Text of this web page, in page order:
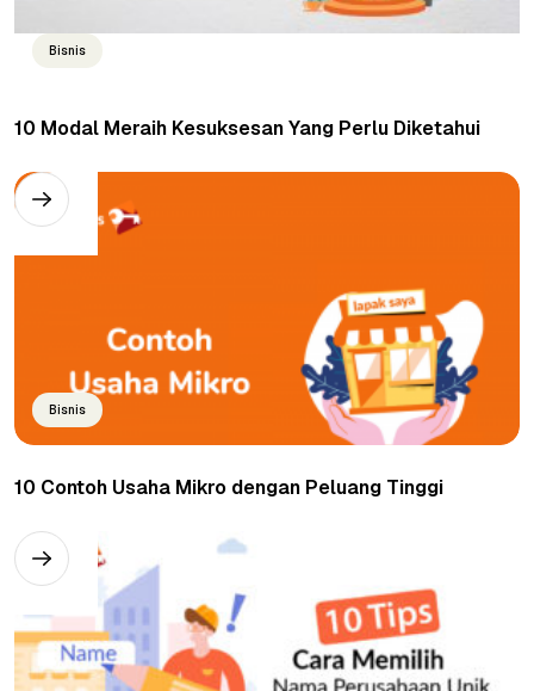
Bisnis
10 Modal Meraih Kesuksesan Yang Perlu Diketahui
Bisnis
10 Contoh Usaha Mikro dengan Peluang Tinggi